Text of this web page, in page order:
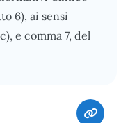
6), ai sensi
e comma 7, del